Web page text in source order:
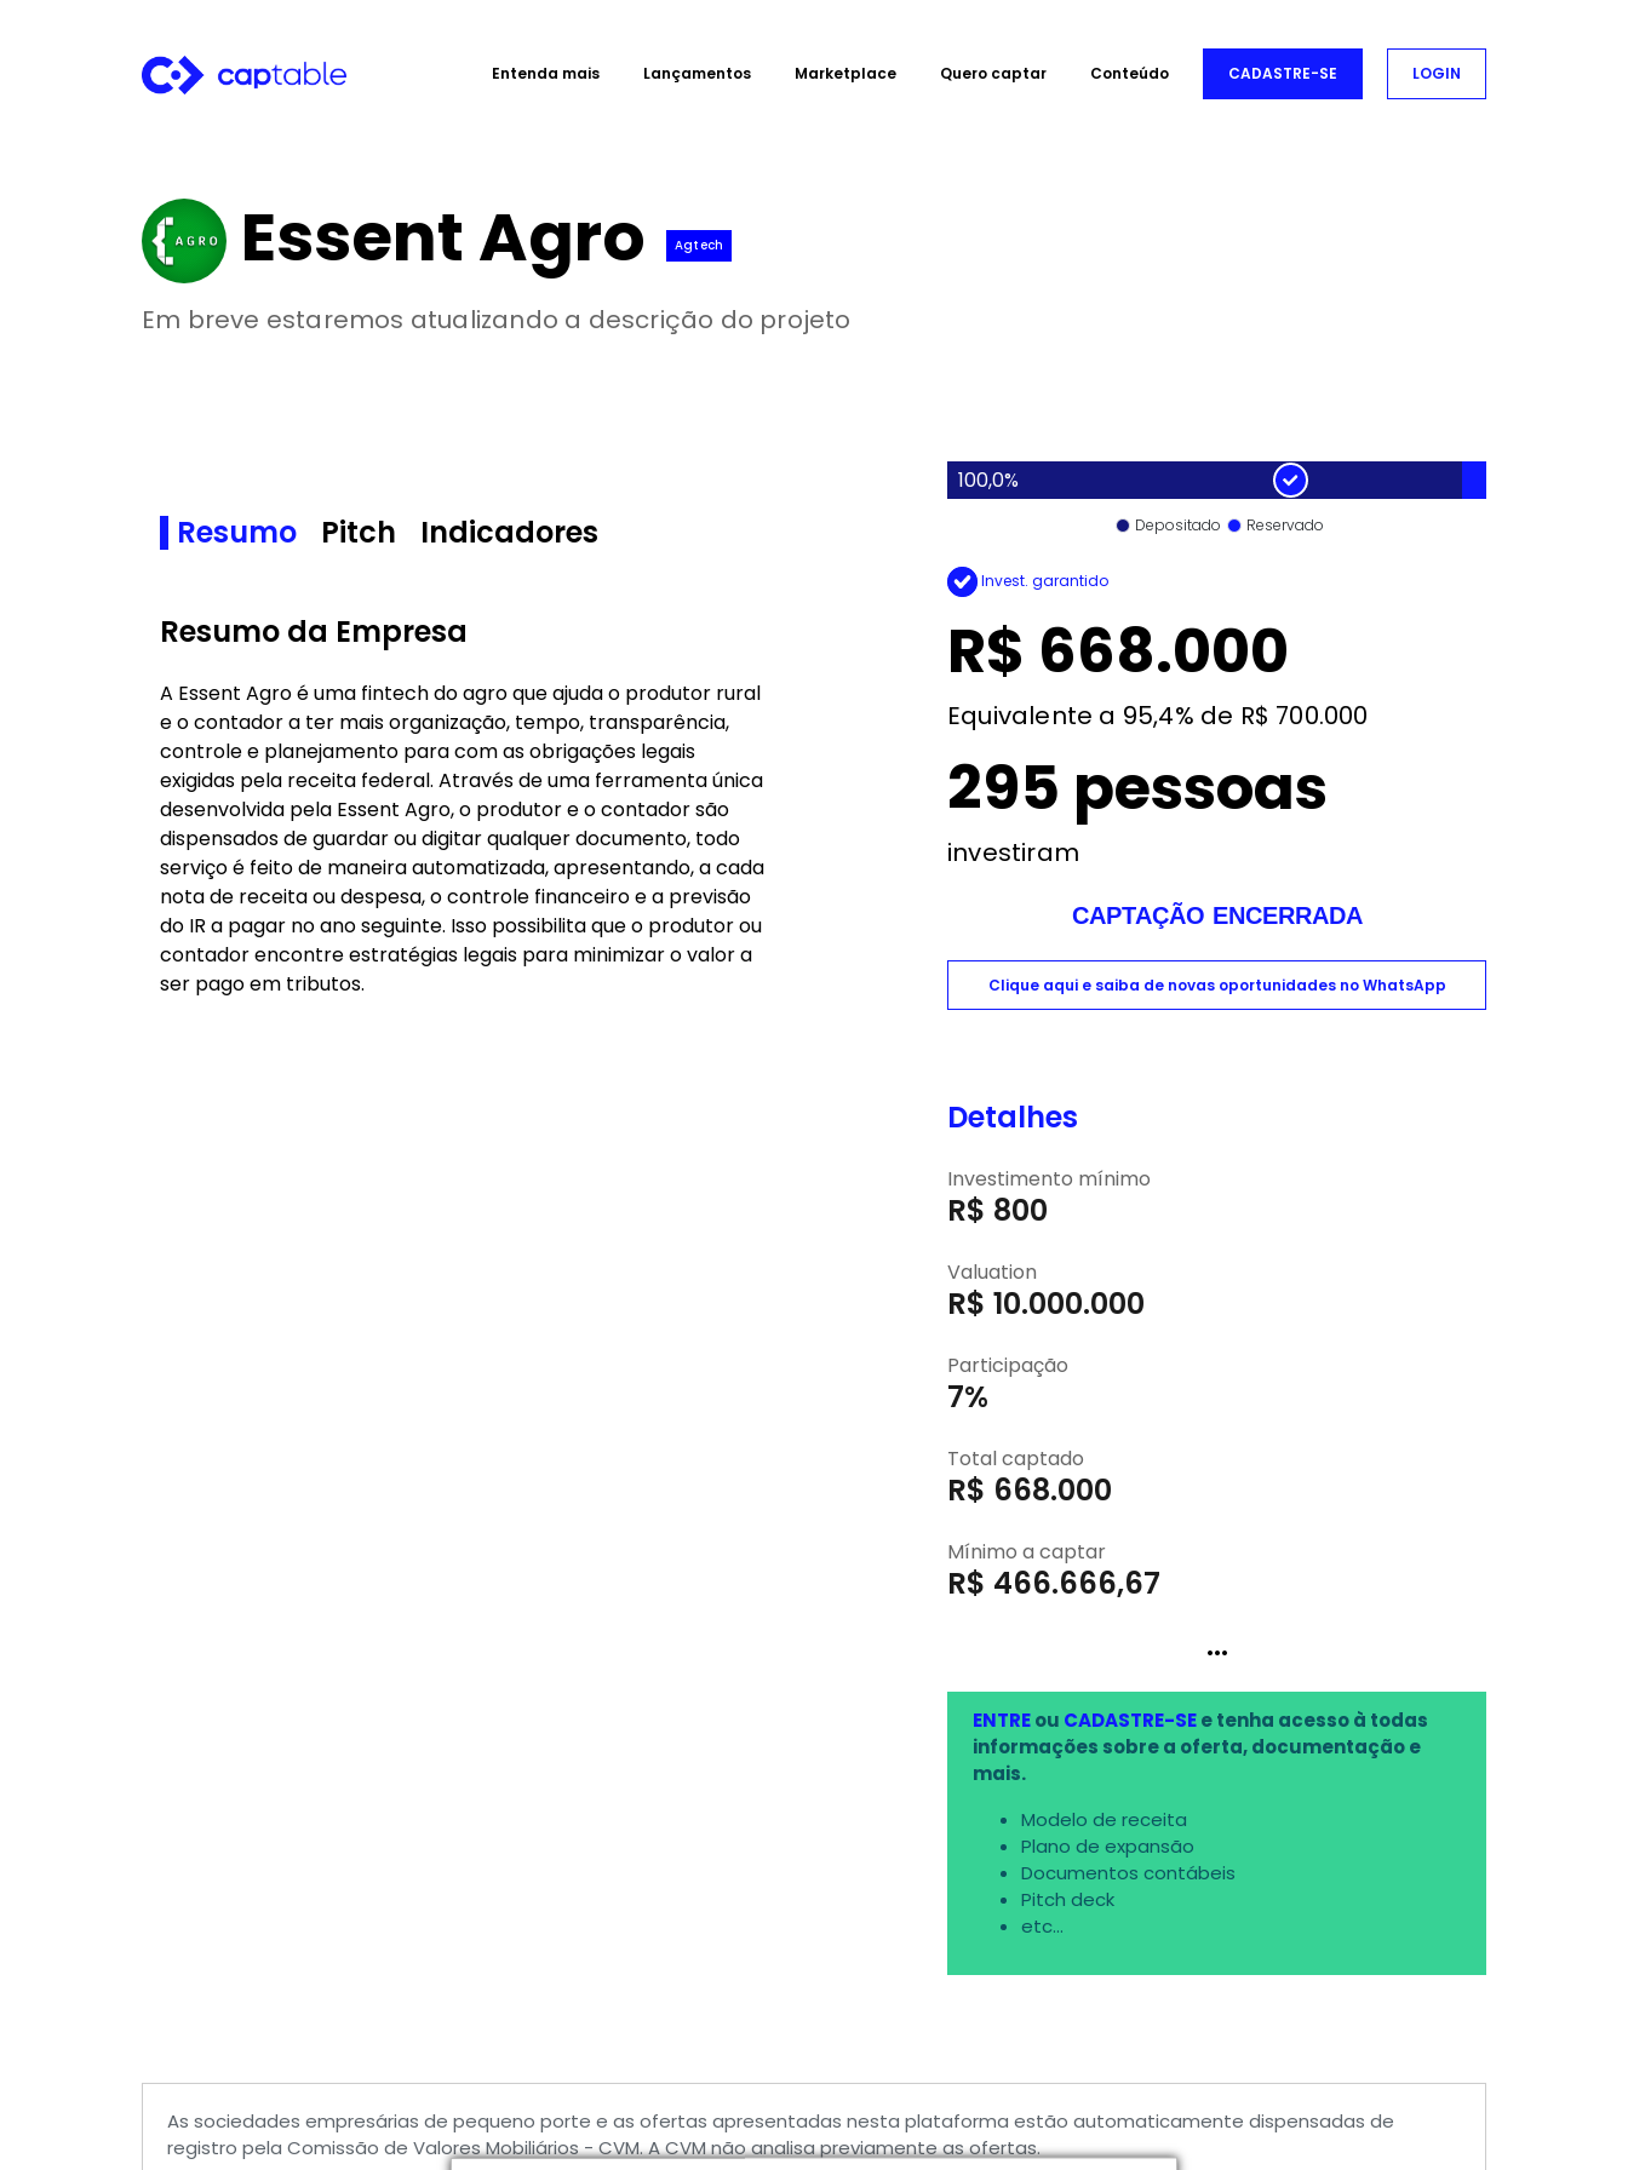
Entenda mais Lançamentos Marketplace Quero captar Conteúdo CADASTRE-SE LOGIN
Essent Agro Agtech
Em breve estaremos atualizando a descrição do projeto
Resumo Pitch Indicadores
Resumo da Empresa
A Essent Agro é uma fintech do agro que ajuda o produtor rural
e o contador a ter mais organização, tempo, transparência,
controle e planejamento para com as obrigações legais
exigidas pela receita federal. Através de uma ferramenta única
desenvolvida pela Essent Agro, o produtor e o contador são
dispensados de guardar ou digitar qualquer documento, todo
serviço é feito de maneira automatizada, apresentando, a cada
nota de receita ou despesa, o controle financeiro e a previsão
do IR a pagar no ano seguinte. Isso possibilita que o produtor ou
contador encontre estratégias legais para minimizar o valor a
ser pago em tributos.
100,0%
Depositado Reservado
Invest. garantido
R$ 668.000
Equivalente a 95,4% de R$ 700.000
295 pessoas
investiram
CAPTAÇÃO ENCERRADA
Clique aqui e saiba de novas oportunidades no WhatsApp
Detalhes
Investimento mínimo
R$ 800
Valuation
R$ 10.000.000
Participação
7%
Total captado
R$ 668.000
Mínimo a captar
R$ 466.666,67
...
ENTREou CADASTRE-SEe tenha acesso à todas
informações sobre a oferta, documentação e
mais.
Modelo de receita
Plano de expansão
Documentos contábeis
Pitch deck
etc...
As sociedades empresárias de pequeno porte e as ofertas apresentadas nesta plataforma estão automaticamente dispensadas de
registro pela Comissão de Valores Mobiliários - CVM. A CVM não analisa previamente as ofertas.